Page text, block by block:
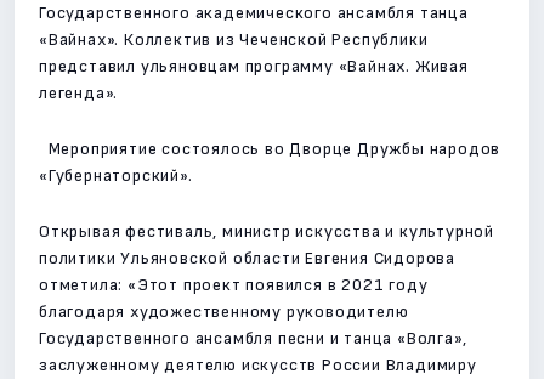
Государственного академического ансамбля танца
«Вайнах». Коллектив из Чеченской Республики
представил ульяновцам программу «Вайнах. Живая
легенда».
Мероприятие состоялось во Дворце Дружбы народов
«Губернаторский».
Открывая фестиваль, министр искусства и культурной
политики Ульяновской области Евгения Сидорова
отметила: «Этот проект появился в 2021 году
благодаря художественному руководителю
Государственного ансамбля песни и танца «Волга»,
заслуженному деятелю искусств России Владимиру